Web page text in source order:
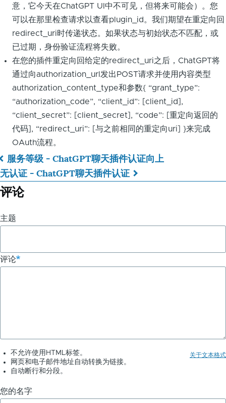
意，它今天在ChatGPT UI中不可见，但将来可能会）。您
可以在那里检查请求以查看plugin_id。我们期望在重定向回
redirect_uri时传递状态。如果状态与初始状态不匹配，或
已过期，身份验证流程将失败。
在您的插件重定向回给定的redirect_uri之后，ChatGPT将
通过向authorization_url发出POST请求并使用内容类型
authorization_content_type和参数{ “grant_type”:
“authorization_code”, “client_id”: [client_id],
“client_secret”: [client_secret], “code”: [重定向返回的
代码], “redirect_uri”: [与之前相同的重定向uri] }来完成
OAuth流程。
书
籍
历
接：
天
插
件
服务等级 - ChatGPT聊天插件认证向上
无认证 - ChatGPT聊天插件认证
评论
主题
评论
关于文本格式
不允许使用HTML标签。
网页和电子邮件地址自动转换为链接。
自动断行和分段。
您的名字